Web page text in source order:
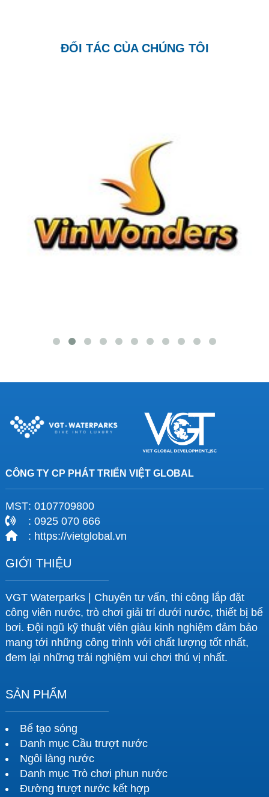
ĐỐI TÁC CỦA CHÚNG TÔI
CÔNG TY CP PHÁT TRIỂN VIỆT GLOBAL
MST: 0107709800
: 0925 070 666
: https://vietglobal.vn
GIỚI THIỆU
VGT Waterparks | Chuyên tư vấn, thi công lắp đặt
công viên nước, trò chơi giải trí dưới nước, thiết bị bể
bơi. Đội ngũ kỹ thuật viên giàu kinh nghiệm đảm bảo
mang tới những công trình với chất lượng tốt nhất,
đem lại những trải nghiệm vui chơi thú vị nhất.
SẢN PHẨM
Bể tạo sóng
Danh mục Cầu trượt nước
Ngôi làng nước
Danh mục Trò chơi phun nước
Đường trượt nước kết hợp